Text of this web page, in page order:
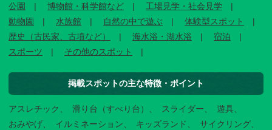
公園
博物館・科学館など
工場見学・社会見学
動物園
水族館 自然の中で遊ぶ
体験型スポット
歴史（古民家、古墳など）
海水浴・湖水浴
宿泊
スポーツ
その他のスポット
掲載スポットの主な特徴・ポイント
アスレチック 滑り台（すべり台） スライダー
遊具
おみやげ
イルミネーション キッズランド
サイクリング